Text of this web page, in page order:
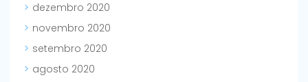
dezembro 2020
novembro 2020
setembro 2020
agosto 2020